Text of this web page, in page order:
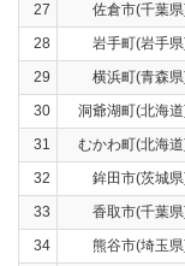
27
佐倉市(千葉
28
岩手町(岩手
29
横浜町(青森
30
洞爺湖町(北海
31
むかわ町(北海
32
鉾田市(茨城
33
香取市(千葉
34
熊谷市(埼玉